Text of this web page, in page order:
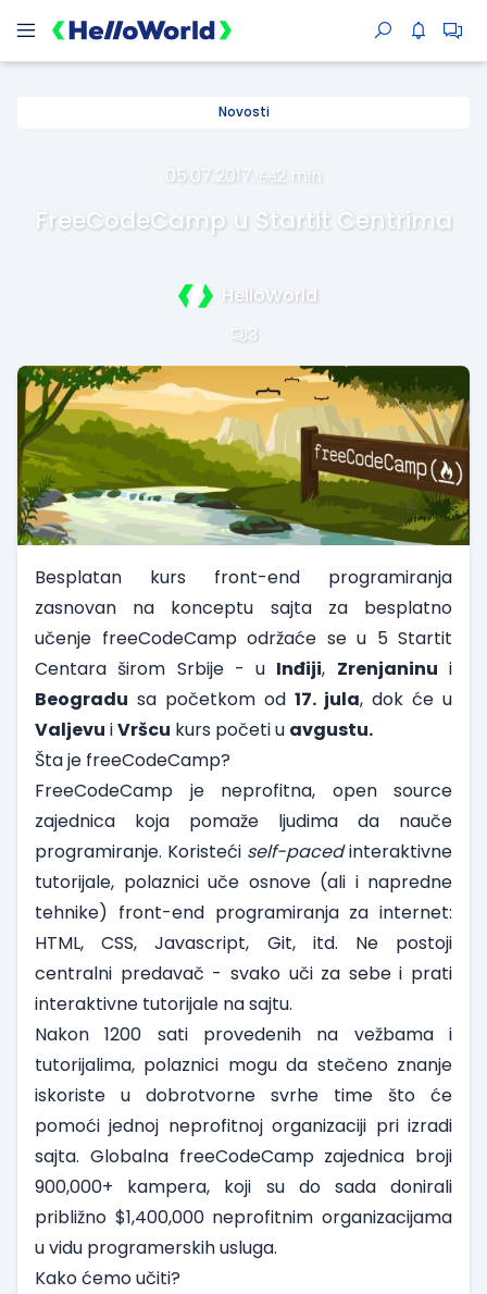
Novosti
05.07.2017. 2 min
FreeCodeCamp u Startit Centrima
HelloWorld
3
Besplatan kurs front-end programiranja
zasnovan na konceptu sajta za besplatno
učenje freeCodeCampodržaće se u 5 Startit
Centara širom Srbije - u Inđiji, Zrenjaninu i
Beogradu sa početkom od 17. jula, dok će u
Valjevu iVršcu kurs početi u avgustu.
Šta je freeCodeCamp?
FreeCodeCamp je neprofitna, open source
zajednica koja pomaže ljudima da nauče
programiranje. Koristeći self-pacedinteraktivne
tutorijale, polaznici uče osnove (ali i napredne
tehnike) front-end programiranja za internet:
HTML, CSS, Javascript, Git, itd. Ne postoji
centralni predavač - svako uči za sebe i prati
interaktivne tutorijale na sajtu.
Nakon 1200 sati provedenih na vežbama i
tutorijalima, polaznici mogu da stečeno znanje
iskoriste u dobrotvorne svrhe time što će
pomoći jednoj neprofitnoj organizaciji pri izradi
sajta. Globalna freeCodeCamp zajednica broji
900,000+ kampera, koji su do sada donirali
približno $1,400,000 neprofitnim organizacijama
u vidu programerskih usluga.
Kako ćemo učiti?